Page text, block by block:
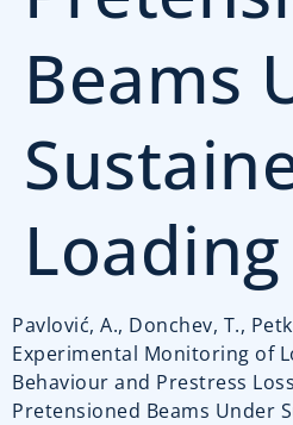
Beams
Loading
Pavlović, A., Donchev, T.,
Experimental Monitoring of
Behaviour and Prestress
Pretensioned Beams Under